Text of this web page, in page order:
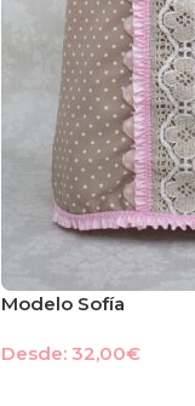
Modelo Sofía
Desde: 32,00€